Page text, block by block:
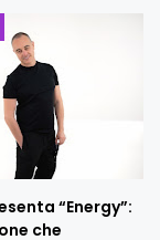
“Energy”:
che